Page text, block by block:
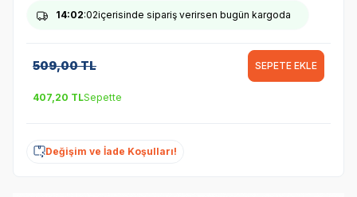
14:02:01içerisinde sipariş verirsen bugün kargoda
509,00TL SEPETE EKLE
407,20 TLSepette
Değişim ve İade Koşulları!